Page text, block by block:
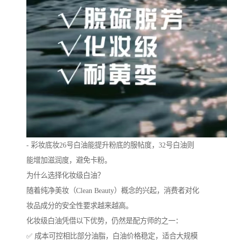
- 彩妆底妆26号白油能提升粉底的服帖度，32号白油则
能增加滋润度，避免卡粉。
为什么选择化妆级白油？
随着纯净美妆（Clean Beauty）概念的兴起，消费者对化
妆品成分的安全性要求越来越高。
化妆级白油凭借以下优势，仍然是配方师的之一：
✅ 成本可控相比部分油脂，白油价格稳定，适合大规模